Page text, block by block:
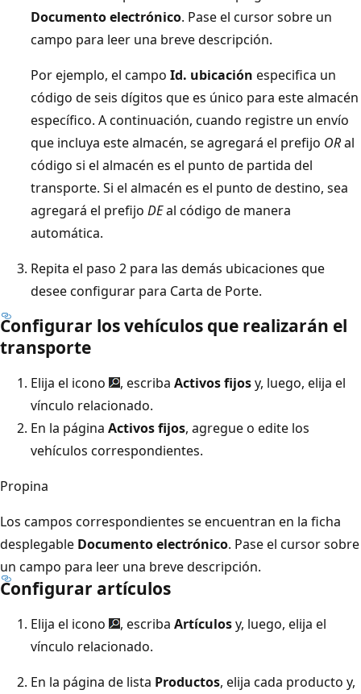
Documento electrónico. Pase el cursor sobre un
campo para leer una breve descripción.
Por ejemplo, el campo Id. ubicación especifica un
código de seis dígitos que es único para este almacén
específico. A continuación, cuando registre un envío
que incluya este almacén, se agregará el prefijo ORal
código si el almacén es el punto de partida del
transporte. Si el almacén es el punto de destino, sea
agregará el prefijo DEal código de manera
automática.
Repita el paso 2 para las demás ubicaciones que
desee configurar para Carta de Porte.
Configurar los vehículos que realizarán el
transporte
Elija el icono , escriba Activos fijosy, luego, elija el
vínculo relacionado.
En la página Activos fijos, agregue o edite los
vehículos correspondientes.
Propina
Los campos correspondientes se encuentran en la ficha
desplegable Documento electrónico. Pase el cursor sobre
un campo para leer una breve descripción.
Configurar artículos
Elija el icono , escriba Artículosy, luego, elija el
vínculo relacionado.
En la página de lista Productos, elija cada producto y,